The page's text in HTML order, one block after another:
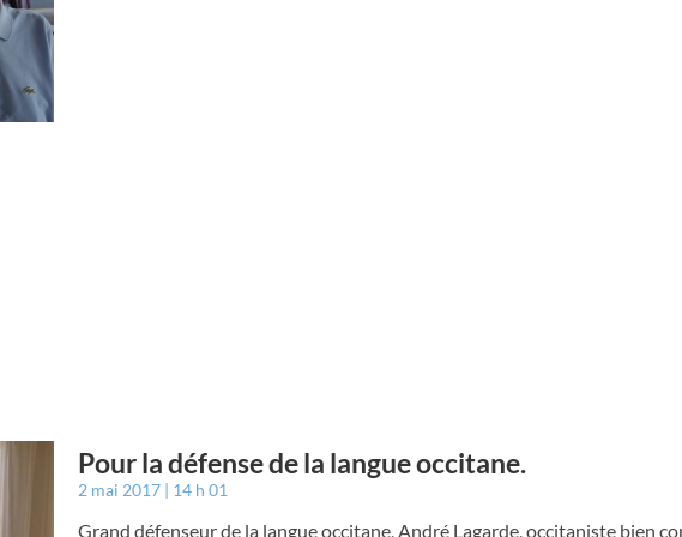
Pour la défense de la langue occitane.
2 mai 2017 14 h 01
Grand défenseur de la langue occitane, André Lagarde, occitaniste bien